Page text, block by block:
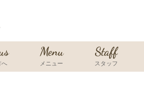
へ
Menu
メニュー
Staff
スタッフ